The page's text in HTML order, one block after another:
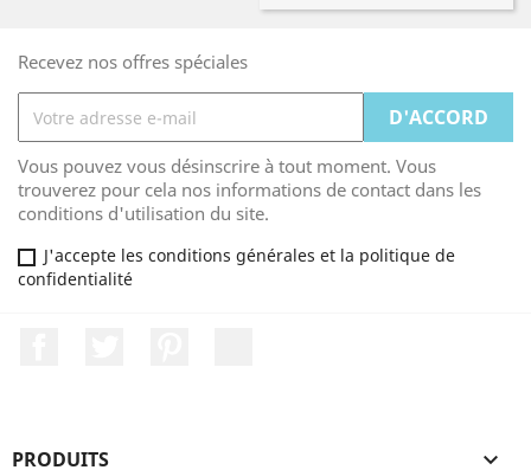
Recevez nos offres spéciales
Vous pouvez vous désinscrire à tout moment. Vous
trouverez pour cela nos informations de contact dans les
conditions d'utilisation du site.
J'accepte les conditions générales et la politique de
confidentialité
PRODUITS 